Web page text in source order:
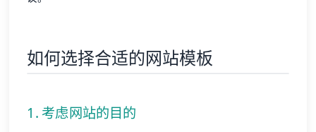
如何选择合适的网站模板
1. 考虑网站的目的